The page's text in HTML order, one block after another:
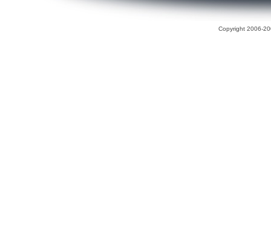
Copyright 2006-